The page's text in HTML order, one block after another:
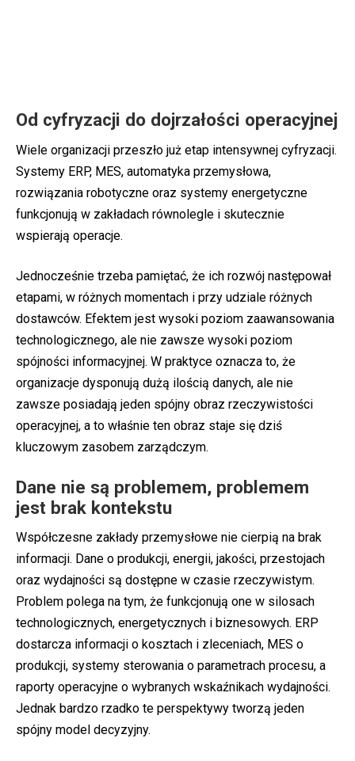
Od cyfryzacji do dojrzałości operacyjnej
Wiele organizacji przeszło już etap intensywnej cyfryzacji.
Systemy ERP, MES, automatyka przemysłowa,
rozwiązania robotyczne oraz systemy energetyczne
funkcjonują w zakładach równolegle i skutecznie
wspierają operacje.
Jednocześnie trzeba pamiętać, że ich rozwój następował
etapami, w różnych momentach i przy udziale różnych
dostawców. Efektem jest wysoki poziom zaawansowania
technologicznego, ale nie zawsze wysoki poziom
spójności informacyjnej. W praktyce oznacza to, że
organizacje dysponują dużą ilością danych, ale nie
zawsze posiadają jeden spójny obraz rzeczywistości
operacyjnej, a to właśnie ten obraz staje się dziś
kluczowym zasobem zarządczym.
Dane nie są problemem, problemem
jest brak kontekstu
Współczesne zakłady przemysłowe nie cierpią na brak
informacji. Dane o produkcji, energii, jakości, przestojach
oraz wydajności są dostępne w czasie rzeczywistym.
Problem polega na tym, że funkcjonują one w silosach
technologicznych, energetycznych i biznesowych. ERP
dostarcza informacji o kosztach i zleceniach, MES o
produkcji, systemy sterowania o parametrach procesu, a
raporty operacyjne o wybranych wskaźnikach wydajności.
Jednak bardzo rzadko te perspektywy tworzą jeden
spójny model decyzyjny.